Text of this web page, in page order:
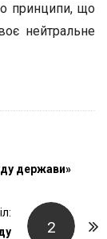
принципи, що
нейтральне
держави»
2